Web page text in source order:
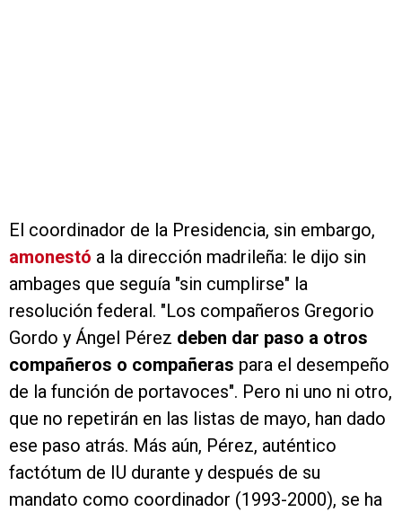
El coordinador de la Presidencia, sin embargo,
amonestó a la dirección madrileña: le dijo sin
ambages que seguía "sin cumplirse" la
resolución federal. "Los compañeros Gregorio
Gordo y Ángel Pérez deben dar paso a otros
compañeros o compañeras para el desempeño
de la función de portavoces". Pero ni uno ni otro,
que no repetirán en las listas de mayo, han dado
ese paso atrás. Más aún, Pérez, auténtico
factótum de IU durante y después de su
mandato como coordinador (1993-2000), se ha